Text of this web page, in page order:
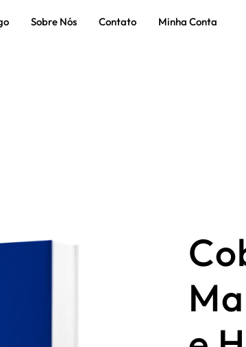
Sobre Nós Contato Minha Conta